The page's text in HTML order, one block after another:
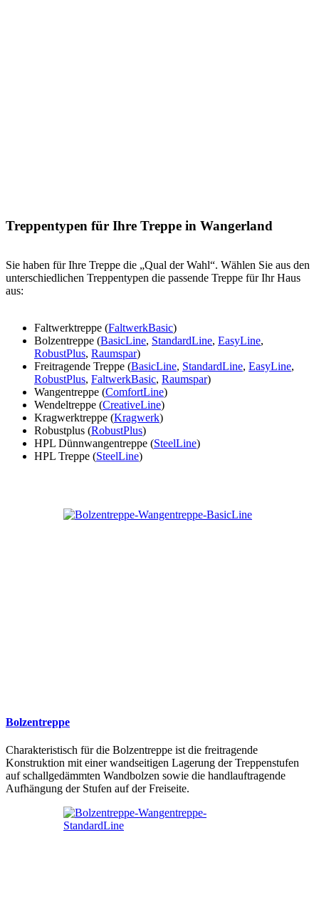
Treppentypen für Ihre Treppe in Wangerland
Sie haben für Ihre Treppe die „Qual der Wahl“. Wählen Sie aus den
unterschiedlichen Treppentypen die passende Treppe für Ihr Haus
aus:
Faltwerktreppe (FaltwerkBasic)
Bolzentreppe (BasicLine, StandardLine, EasyLine,
RobustPlus, Raumspar)
Freitragende Treppe (BasicLine, StandardLine, EasyLine,
RobustPlus, FaltwerkBasic, Raumspar)
Wangentreppe (ComfortLine)
Wendeltreppe (CreativeLine)
Kragwerktreppe (Kragwerk)
Robustplus (RobustPlus)
HPL Dünnwangentreppe (SteelLine)
HPL Treppe (SteelLine)
Bolzentreppe
Charakteristisch für die Bolzentreppe ist die freitragende
Konstruktion mit einer wandseitigen Lagerung der Treppenstufen
auf schallgedämmten Wandbolzen sowie die handlauftragende
Aufhängung der Stufen auf der Freiseite.